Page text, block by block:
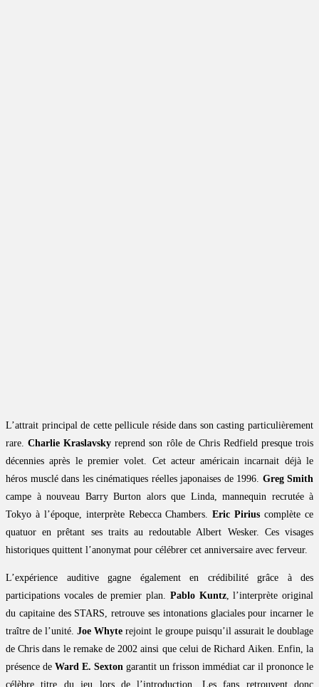
L’attrait principal de cette pellicule réside dans son casting particulièrement
rare.Charlie Kraslavsky reprend son rôle de Chris Redfield presque trois
décennies après le premier volet. Cet acteur américain incarnait déjà le
héros musclé dans les cinématiques réelles japonaises de 1996. Greg Smith
campe à nouveau Barry Burton alors que Linda, mannequin recrutée à
Tokyo à l’époque, interprète Rebecca Chambers.Eric Pirius complète ce
quatuor en prêtant ses traits au redoutable Albert Wesker. Ces visages
historiques quittent l’anonymat pour célébrer cet anniversaire avec ferveur.
L’expérience auditive gagne également en crédibilité grâce à des
participations vocales de premier plan. Pablo Kuntz, l’interprète original
du capitaine des STARS, retrouve ses intonations glaciales pour incarner le
traître de l’unité.Joe Whyte rejoint le groupe puisqu’il assurait le doublage
de Chris dans le remake de 2002 ainsi que celui de Richard Aiken. Enfin, la
présence de Ward E. Sexton garantit un frisson immédiat car il prononce le
célèbre titre du jeu lors de l’introduction. Les fans retrouvent donc